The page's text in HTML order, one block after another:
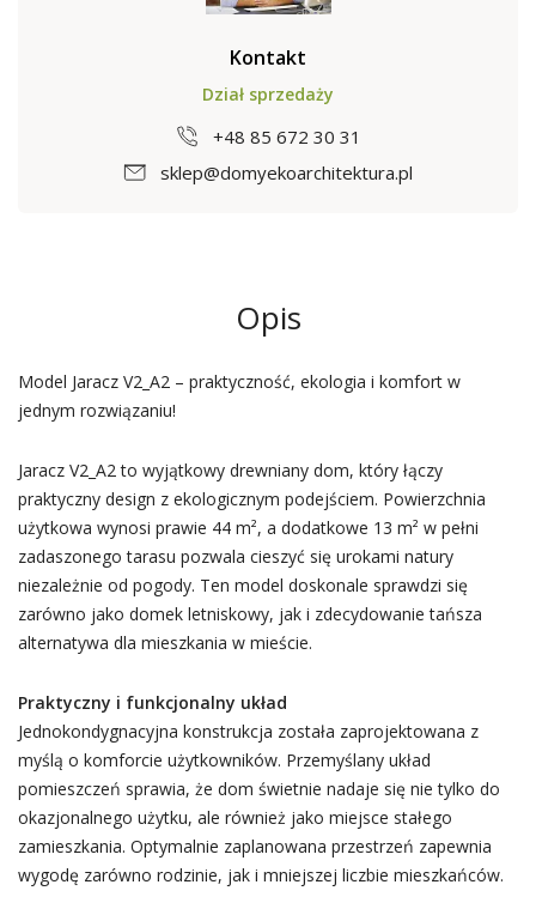
Kontakt
Dział sprzedaży
+48 85 672 30 31
sklep@domyekoarchitektura.pl
Opis
Model Jaracz V2_A2 – praktyczność, ekologia i komfort w
jednym rozwiązaniu!
Jaracz V2_A2 to wyjątkowy drewniany dom, który łączy
praktyczny design z ekologicznym podejściem. Powierzchnia
użytkowa wynosi prawie 44 m², a dodatkowe 13 m² w pełni
zadaszonego tarasu pozwala cieszyć się urokami natury
niezależnie od pogody. Ten model doskonale sprawdzi się
zarówno jako domek letniskowy, jak i zdecydowanie tańsza
alternatywa dla mieszkania w mieście.
Praktyczny i funkcjonalny układ
Jednokondygnacyjna konstrukcja została zaprojektowana z
myślą o komforcie użytkowników. Przemyślany układ
pomieszczeń sprawia, że dom świetnie nadaje się nie tylko do
okazjonalnego użytku, ale również jako miejsce stałego
zamieszkania. Optymalnie zaplanowana przestrzeń zapewnia
wygodę zarówno rodzinie, jak i mniejszej liczbie mieszkańców.